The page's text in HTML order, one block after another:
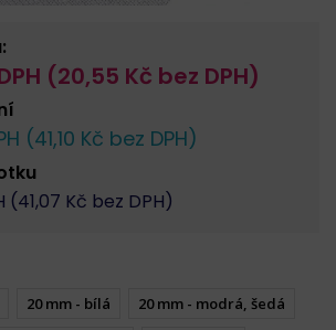
(20,55 Kč bez DPH)
(41,10 Kč bez DPH)
(41,07 Kč bez DPH)
20 mm - bílá
20 mm - modrá, šedá